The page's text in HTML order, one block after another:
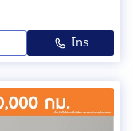
โทร